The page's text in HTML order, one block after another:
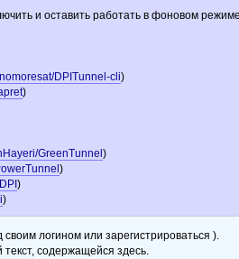
и оставить работать в фоновом
DPITunnel-cli)
)
GreenTunnel )
)
)
)
логином или зарегистрироваться ).
содержащейся здесь.